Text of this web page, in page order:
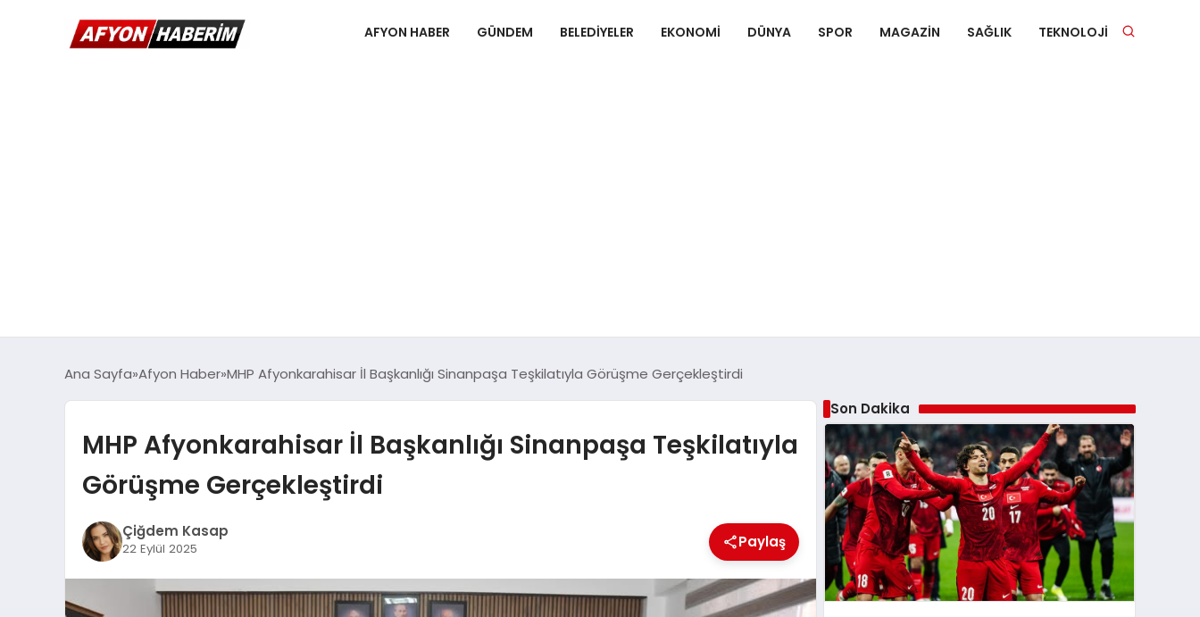
AFYON HABER GÜNDEM BELEDIYELER EKONOMI DÜNYA SPOR MAGAZIN SAĞLIK TEKNOLOJI
Ana Sayfa Afyon Haber MHP Afyonkarahisar İl Başkanlığı Sinanpaşa Teşkilatıyla Görüşme Gerçekleştirdi
MHP Afyonkarahisar İl Başkanlığı Sinanpaşa Teşkilatıyla
Görüşme Gerçekleştirdi
Çiğdem Kasap
22 Eylül 2025 Paylaş
Son Dakika